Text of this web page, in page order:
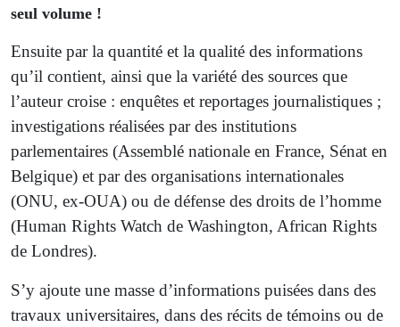
seul volume !
Ensuite par la quantité et la qualité des informations
qu’il contient, ainsi que la variété des sources que
l’auteur croise : enquêtes et reportages journalistiques ;
investigations réalisées par des institutions
parlementaires (Assemblé nationale en France, Sénat en
Belgique) et par des organisations internationales
(ONU, ex-OUA) ou de défense des droits de l’homme
(Human Rights Watch de Washington, African Rights
de Londres).
S’y ajoute une masse d’informations puisées dans des
travaux universitaires, dans des récits de témoins ou de